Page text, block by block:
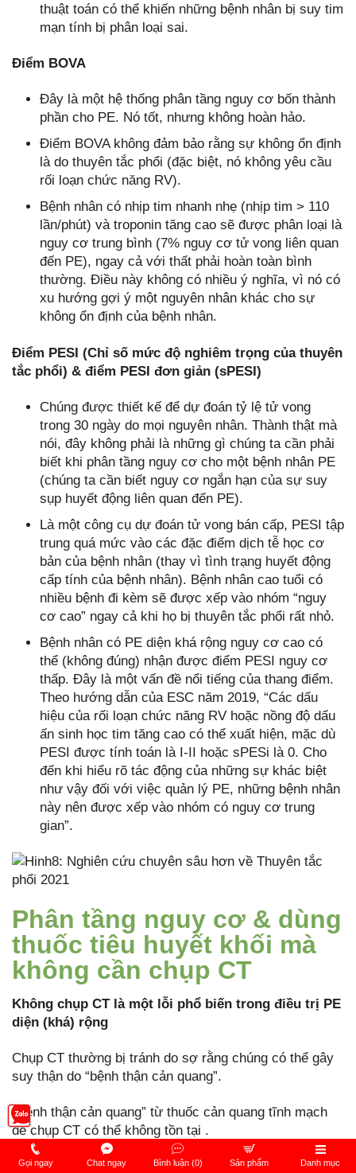
thuật toán có thể khiến những bệnh nhân bị suy tim
mạn tính bị phân loại sai.
Điểm BOVA
Đây là một hệ thống phân tầng nguy cơ bốn thành
phần cho PE. Nó tốt, nhưng không hoàn hảo.
Điểm BOVA không đảm bảo rằng sự không ổn định
là do thuyên tắc phổi (đặc biệt, nó không yêu cầu
rối loạn chức năng RV).
Bệnh nhân có nhịp tim nhanh nhẹ (nhịp tim > 110
lần/phút) và troponin tăng cao sẽ được phân loại là
nguy cơ trung bình (7% nguy cơ tử vong liên quan
đến PE), ngay cả với thất phải hoàn toàn bình
thường. Điều này không có nhiều ý nghĩa, vì nó có
xu hướng gợi ý một nguyên nhân khác cho sự
không ổn định của bệnh nhân.
Điểm PESI (Chỉ số mức độ nghiêm trọng của thuyên
tắc phổi) & điểm PESI đơn giản (sPESI)
Chúng được thiết kế để dự đoán tỷ lệ tử vong
trong 30 ngày do mọi nguyên nhân. Thành thật mà
nói, đây không phải là những gì chúng ta cần phải
biết khi phân tầng nguy cơ cho một bệnh nhân PE
(chúng ta cần biết nguy cơ ngắn hạn của sự suy
sụp huyết động liên quan đến PE).
Là một công cụ dự đoán tử vong bán cấp, PESI tập
trung quá mức vào các đặc điểm dịch tễ học cơ
bản của bệnh nhân (thay vì tình trạng huyết động
cấp tính của bệnh nhân). Bệnh nhân cao tuổi có
nhiều bệnh đi kèm sẽ được xếp vào nhóm “nguy
cơ cao” ngay cả khi họ bị thuyên tắc phổi rất nhỏ.
Bệnh nhân có PE diện khá rộng nguy cơ cao có
thể (không đúng) nhận được điểm PESI nguy cơ
thấp. Đây là một vấn đề nổi tiếng của thang điểm.
Theo hướng dẫn của ESC năm 2019, “Các dấu
hiệu của rối loạn chức năng RV hoặc nồng độ dấu
ấn sinh học tim tăng cao có thể xuất hiện, mặc dù
PESI được tính toán là I-II hoặc sPESi là 0. Cho
đến khi hiểu rõ tác động của những sự khác biệt
như vậy đối với việc quản lý PE, những bệnh nhân
này nên được xếp vào nhóm có nguy cơ trung
gian”.
Phân tầng nguy cơ & dùng
thuốc tiêu huyết khối mà
không cần chụp CT
Không chụp CT là một lỗi phổ biến trong điều trị PE
diện (khá) rộng
Chụp CT thường bị tránh do sợ rằng chúng có thể gây
suy thận do “bệnh thận cản quang”.
“Bệnh thận cản quang” từ thuốc cản quang tĩnh mạch
để chụp CT có thể không tồn tại .
Nếu bạn thực sự tin rằng bệnh nhân có thể bị PE diện
Gọi ngay Chat ngay Bình luận (0) Sản phẩm Danh mục